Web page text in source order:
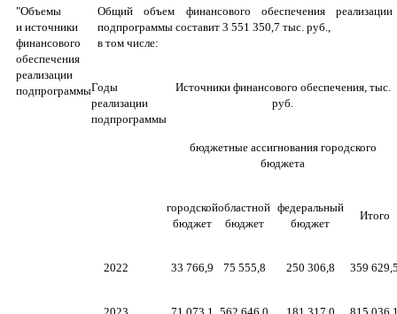
"Объемы
и источники
финансового
обеспечения
реализации
подпрограммы
Общий объем финансового обеспечения реализации
подпрограммы составит 3 551 350,7 тыс. руб.,
в том числе:
Годы
реализации
подпрограммы
Источники финансового обеспечения, тыс.
руб.
бюджетные ассигнования городского
бюджета
городской
бюджет
областной
бюджет
федеральный
бюджет
Итого
2022 33 766,9 75 555,8 250 306,8 359